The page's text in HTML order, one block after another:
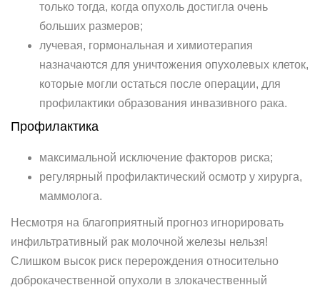
только тогда, когда опухоль достигла очень
больших размеров;
лучевая, гормональная и химиотерапия
назначаются для уничтожения опухолевых клеток,
которые могли остаться после операции, для
профилактики образования инвазивного рака.
Профилактика
максимальной исключение факторов риска;
регулярный профилактический осмотр у хирурга,
маммолога.
Несмотря на благоприятный прогноз игнорировать
инфильтративный рак молочной железы нельзя!
Слишком высок риск перерождения относительно
доброкачественной опухоли в злокачественный